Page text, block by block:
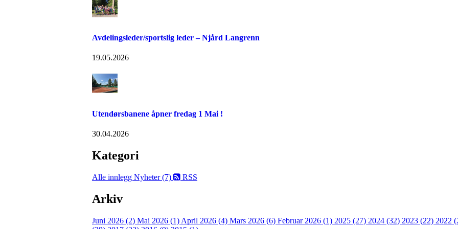
Avdelingsleder/sportslig leder – Njård Langrenn
19.05.2026
Utendørsbanene åpner fredag 1 Mai !
30.04.2026
Kategori
Alle innlegg Nyheter (7) RSS
Arkiv
Juni 2026 (2) Mai 2026 (1) April 2026 (4) Mars 2026 (6) Februar 2026 (1) 2025 (27) 2024 (32) 2023 (22) 2022